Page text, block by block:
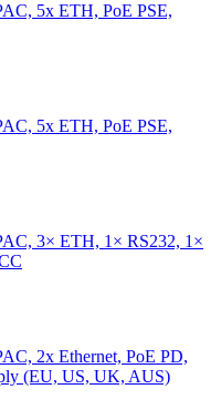
5x ETH, PoE PSE,
5x ETH, PoE PSE,
3× ETH, 1× RS232, 1×
2x Ethernet, PoE PD,
(EU, US, UK, AUS)